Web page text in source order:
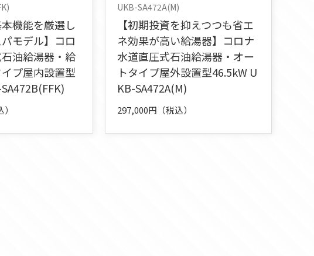
本機能を厳選し
モデル】コロ
油給湯器・給
プ屋内設置型
UKB-SA472A(M)
【初期投資を抑えつつも省エ
ネ効果が高い給湯器】コロナ
水道直圧式石油給湯器・オー
トタイプ屋外設置型46.5kW U
KB-SA472A(M)
297,000円（税込）